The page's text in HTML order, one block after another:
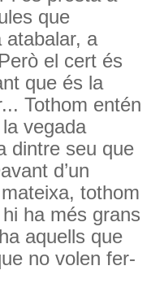
que
atabalar, a
Però el cert és
que és la
Tothom entén
vegada
dintre seu que
d’un
tothom
ha més grans
aquells que
no volen fer-